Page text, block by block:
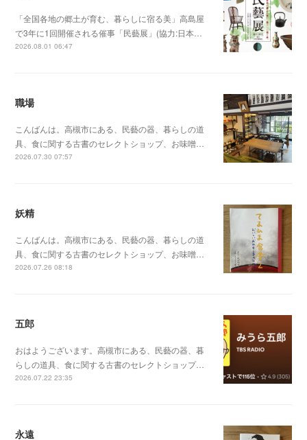
「全国各地の郷土が育む、暮らしに宿る美」高島屋
で3年に1回開催される催事「民藝展」(協力:日本…
2026.08.01 06:47
職場
こんばんは。高槻市にある、民藝の器、暮らしの道
具、食に関する古書のセレクトショップ、お味噌…
2026.07.30 07:57
妖精
こんばんは。高槻市にある、民藝の器、暮らしの道
具、食に関する古書のセレクトショップ、お味噌…
2026.07.26 08:18
五郎
おはようございます。高槻市にある、民藝の器、暮
らしの道具、食に関する古書のセレクトショップ…
2026.07.22 23:35
永遠